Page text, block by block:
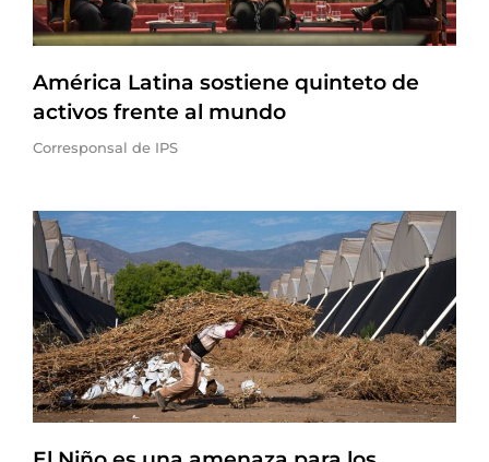
América Latina sostiene quinteto de
activos frente al mundo
Corresponsal de IPS